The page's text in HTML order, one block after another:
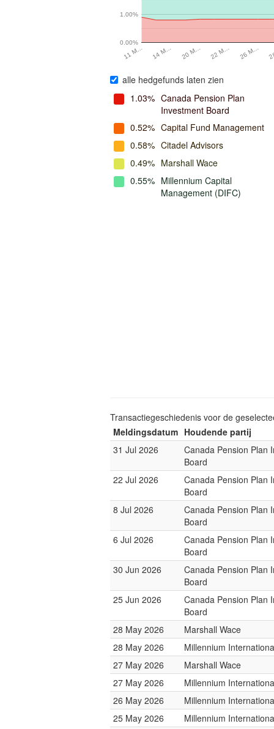
11 M… 14 M… 20 M… 22 M… 26 M…
0.00%
1.00%
alle hedgefunds laten zien
1.03% Canada Pension Plan
Investment Board
0.52% Capital Fund Management
0.58% Citadel Advisors
0.49% Marshall Wace
0.55% Millennium Capital
Management (DIFC)
Transactiegeschiedenis voor de
Meldingsdatum Houdende partij
31 Jul 2026
Canada Pension Plan
Board
22 Jul 2026
Canada Pension Plan
Board
8 Jul 2026
Canada Pension Plan
Board
6 Jul 2026
Canada Pension Plan
Board
30 Jun 2026
Canada Pension Plan
Board
25 Jun 2026
Canada Pension Plan
Board
28 May 2026
Marshall Wace
28 May 2026
Millennium
27 May 2026
Marshall Wace
27 May 2026
Millennium
26 May 2026
Millennium
25 May 2026
Millennium